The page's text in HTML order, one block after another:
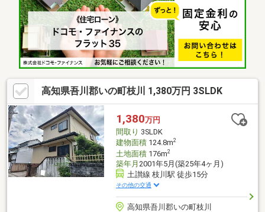
高知県吾川郡いの町枝川 1,380万円 3SLDK
1,380万円
間取り 3SLDK
建物面積124.8m2
土地面積176m2
築年月 2001年5月(築25年4ヶ月)
土讃線 枝川駅 徒歩15分
その他の交通
高知県吾川郡いの町枝川